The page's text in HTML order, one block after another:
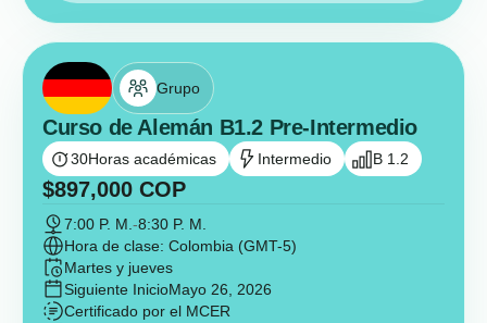
Grupo
Curso de Alemán B1.2 Pre-Intermedio
30Horas académicas Intermedio B 1.2
$897,000 COP
7:00 P. M. -8:30 P. M.
Hora de clase: Colombia (GMT-5)
Martes y jueves
Siguiente InicioMayo 26, 2026
Certificado por el MCER